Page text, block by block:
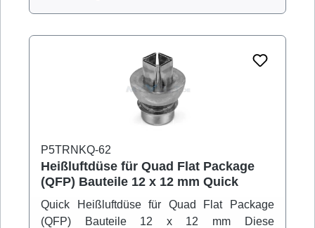
P5TRNKQ-62
Heißluftdüse für Quad Flat Package
(QFP) Bauteile 12 x 12 mm Quick
Quick Heißluftdüse für Quad Flat Package
(QFP) Bauteile 12 x 12 mm Diese